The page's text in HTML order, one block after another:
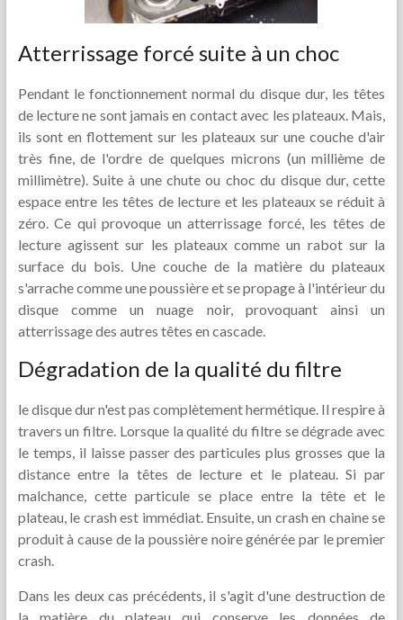
Atterrissage forcé suite à un choc
Pendant le fonctionnement normal du disque dur, les têtes
de lecture ne sont jamais en contact avec les plateaux. Mais,
ils sont en flottement sur les plateaux sur une couche d'air
très fine, de l'ordre de quelques microns (un millième de
millimètre). Suite à une chute ou choc du disque dur, cette
espace entre les têtes de lecture et les plateaux se réduit à
zéro. Ce qui provoque un atterrissage forcé, les têtes de
lecture agissent sur les plateaux comme un rabot sur la
surface du bois. Une couche de la matière du plateaux
s'arrache comme une poussière et se propage à l'intérieur du
disque comme un nuage noir, provoquant ainsi un
atterrissage des autres têtes en cascade.
Dégradation de la qualité du filtre
le disque dur n'est pas complètement hermétique. Il respire à
travers un filtre. Lorsque la qualité du filtre se dégrade avec
le temps, il laisse passer des particules plus grosses que la
distance entre la têtes de lecture et le plateau. Si par
malchance, cette particule se place entre la tête et le
plateau, le crash est immédiat. Ensuite, un crash en chaine se
produit à cause de la poussière noire générée par le premier
crash.
Dans les deux cas précédents, il s'agit d'une destruction de